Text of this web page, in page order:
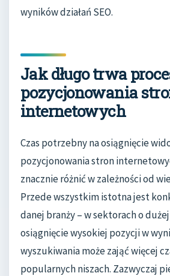
wyników działań SEO.
Jak długo trwa
pozycjonowania
internetowych
Czas potrzebny na osiągnięcie
pozycjonowania stron
znacznie różnić w zależności od
Przede wszystkim istotna jest
danej branży – w sektorach o
osiągnięcie wysokiej pozycji w
wyszukiwania może zająć więcej
popularnych niszach. Zazwyczaj